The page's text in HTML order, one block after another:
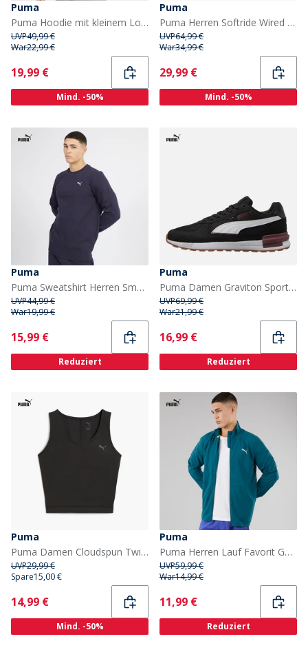
Puma
Puma Hoodie mit kleinem Logo in Mittelgrau meliert Herren
UVP49,99 €
War22,99 €
Current
19,99 €
Mind. -50%
Puma
Puma Herren Softride Wired 2 Laufschuhe Schwarz/Rosa/Weiss
UVP64,99 €
War34,99 €
Current
29,99 €
Mind. -50%
Puma
Puma Sweatshirt Herren Small Logo Crew Dunkelblau
UVP44,99 €
War19,99 €
Current
15,99 €
Reduziert
Puma
Puma Damen Graviton Sportschuhe Puma Black
UVP69,99 €
War21,99 €
Current
16,99 €
Reduziert
Puma
Puma Damen Cloudspun Twist Trainings Tank Top Puma Black
UVP29,99 €
Spare15,00 €
Current
14,99 €
Mind. -50%
Puma
Puma Herren Lauf Favorit Gewebte Laufjacke Ocean Tropic
UVP59,99 €
War14,99 €
Current
11,99 €
Reduziert